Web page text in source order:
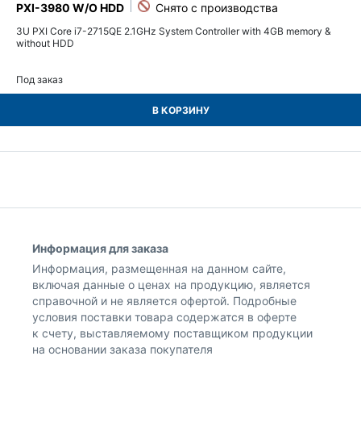
PXI-3980 W/O HDD
3U PXI Core i7-2715QE 2.1GHz System Controller with 4GB memory &
without HDD
Под заказ
В КОРЗИНУ
Информация для заказа
Информация, размещенная на данном сайте,
включая данные о ценах на продукцию, является
справочной и не является офертой. Подробные
условия поставки товара содержатся в оферте
к счету, выставляемому поставщиком продукции
на основании заказа покупателя